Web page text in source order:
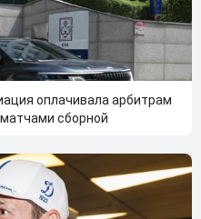
оплачивала арбитрам
сборной